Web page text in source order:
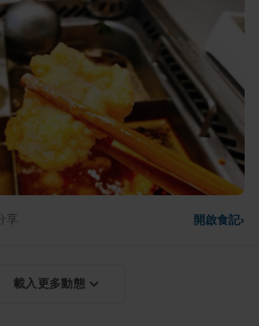
享 開啟食記›
載入更多動態